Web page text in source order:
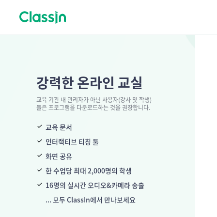
강력한 온라인 교실
교육 기관 내 관리자가 아닌 사용자(강사 및 학생)
들은 프로그램을 다운로드하는 것을 권장합니다.
교육 문서
인터랙티브 티칭 툴
화면 공유
한 수업당 최대 2,000명의 학생
16명의 실시간 오디오&카메라 송출
... 모두 ClassIn에서 만나보세요